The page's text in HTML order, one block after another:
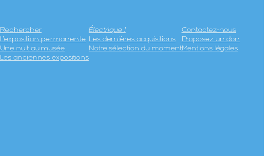
Rechercher
L’exposition permanente
Une nuit au musée
Les anciennes expositions
Électrique !
Les dernières acquisitions
Notre sélection du moment
Contactez-nous
Proposez un don
Mentions légales